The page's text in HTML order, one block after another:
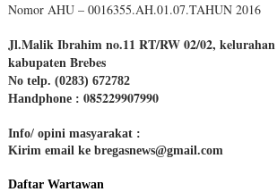
Nomor AHU – 0016355.AH.01.07.TAHUN 2016
Jl.Malik Ibrahim no.11 RT/RW 02/02,
kabupaten Brebes
No telp. (0283) 672782
Handphone : 085229907990
Info/ opini masyarakat :
Kirim email ke bregasnews@gmail.com
Daftar Wartawan